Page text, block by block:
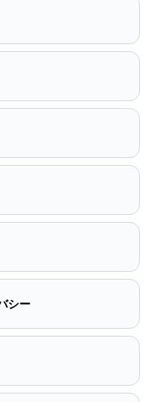
シー